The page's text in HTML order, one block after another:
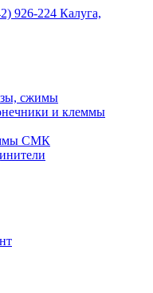
926-224 Калуга,
сжимы
и клеммы
СМК